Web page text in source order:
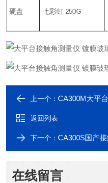
硬盘 七彩虹 250G
上一个： CA300M大平台接
返回列表
下一个： CA300S国产接触
在线留言